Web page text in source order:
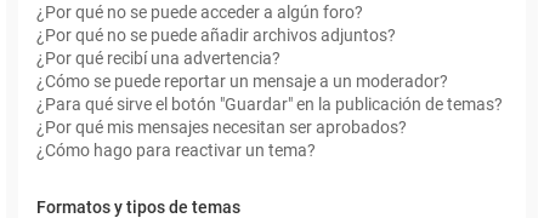
¿Por qué no se puede acceder a algún foro?
¿Por qué no se puede añadir archivos adjuntos?
¿Por qué recibí una advertencia?
¿Cómo se puede reportar un mensaje a un moderador?
¿Para qué sirve el botón "Guardar" en la publicación de temas?
¿Por qué mis mensajes necesitan ser aprobados?
¿Cómo hago para reactivar un tema?
Formatos y tipos de temas